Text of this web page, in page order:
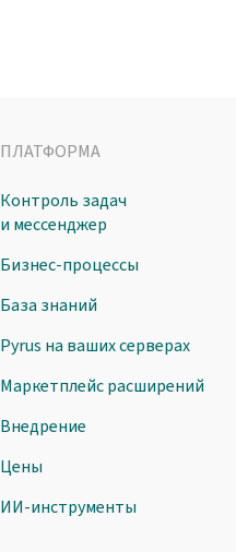
ПЛАТФОРМА
Контроль задач
и мессенджер
Бизнес-процессы
База знаний
Pyrus на ваших серверах
Маркетплейс расширений
Внедрение
Цены
ИИ-инструменты